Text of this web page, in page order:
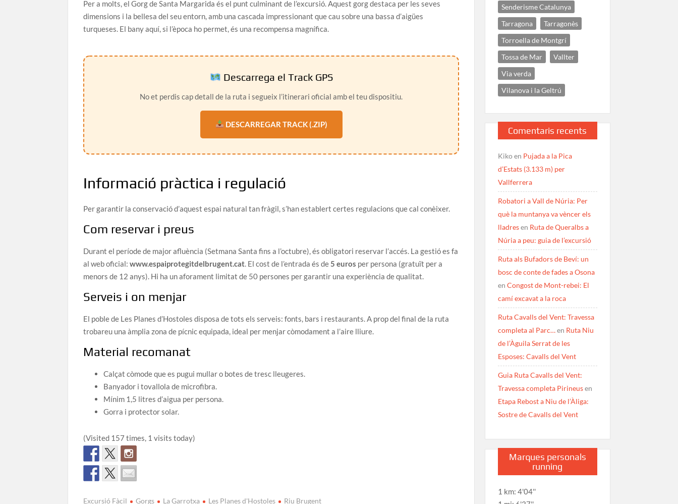
Per a molts, el Gorg de Santa Margarida és el punt culminant de l’excursió. Aquest gorg destaca per les seves
dimensions i la bellesa del seu entorn, amb una cascada impressionant que cau sobre una bassa d’aigües
turqueses. El bany aquí, si l’època ho permet, és una recompensa magnífica.
Descarrega el Track GPS
No et perdis cap detall de la ruta i segueix l’itinerari oficial amb el teu dispositiu.
DESCARREGAR TRACK (.ZIP)
Informació pràctica i regulació
Per garantir la conservació d’aquest espai natural tan fràgil, s’han establert certes regulacions que cal conèixer.
Com reservar i preus
Durant el període de major afluència (Setmana Santa fins a l’octubre), és obligatori reservar l’accés. La gestió es fa
al web oficial:www.espaiprotegitdelbrugent.cat. El cost de l’entrada és de5 euros per persona (gratuït per a
menors de 12 anys). Hi ha un aforament limitat de 50 persones per garantir una experiència de qualitat.
Serveis i on menjar
El poble de Les Planes d’Hostoles disposa de tots els serveis: fonts, bars i restaurants. A prop del final de la ruta
trobareu una àmplia zona de pícnic equipada, ideal per menjar còmodament a l’aire lliure.
Material recomanat
Calçat còmode que es pugui mullar o botes de tresc lleugeres.
Banyador i tovallola de microfibra.
Mínim 1,5 litres d’aigua per persona.
Gorra i protector solar.
(Visited 157 times, 1 visits today)
Excursió Fàcil Gorgs La Garrotxa Les Planes d'Hostoles Riu Brugent
Senderisme Catalunya
Tarragona
Tarragonès
Torroella de Montgrí
Tossa de Mar
Vallter
Via verda
Vilanova i la Geltrú
Comentaris recents
Kikoen Pujada a la Pica
d’Estats (3.133 m) per
Vallferrera
Robatori a Vall de Núria: Per
què la muntanya va vèncer els
lladresen Ruta de Queralbs a
Núria a peu: guia de l’excursió
Ruta als Bufadors de Beví: un
bosc de conte de fades a Osona
en Congost de Mont-rebei: El
camí excavat a la roca
Ruta Cavalls del Vent: Travessa
completa al Parc…en Ruta Niu
de l’Àguila Serrat de les
Esposes: Cavalls del Vent
Guia Ruta Cavalls del Vent:
Travessa completa Pirineusen
Etapa Rebost a Niu de l’Àliga:
Sostre de Cavalls del Vent
Marques personals
running
1 km: 4'04''